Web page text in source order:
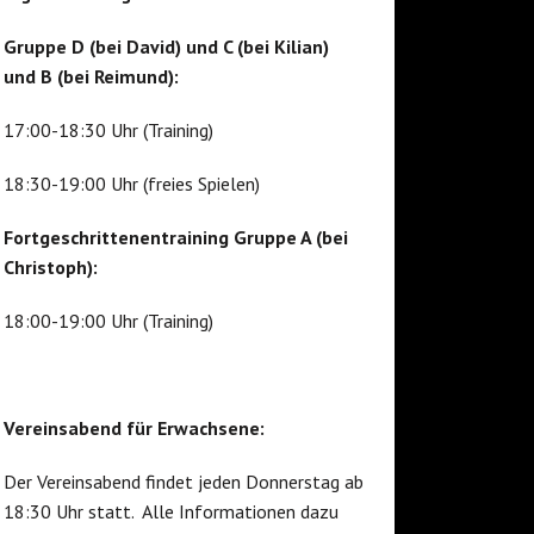
Gruppe D (bei David) und C (bei Kilian)
und B (bei Reimund):
17:00-18:30 Uhr (Training)
18:30-19:00 Uhr (freies Spielen)
Fortgeschrittenentraining Gruppe A (bei
Christoph):
18:00-19:00 Uhr (Training)
Vereinsabend für Erwachsene:
Der Vereinsabend findet jeden Donnerstag ab
18:30 Uhr statt. Alle Informationen dazu